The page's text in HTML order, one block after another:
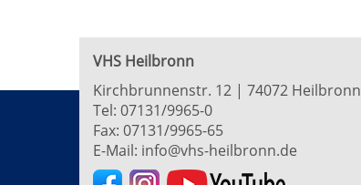
VHS Heilbronn
Kirchbrunnenstr. 12 | 74072 Heilbronn
Tel: 07131/9965-0
Fax: 07131/9965-65
E-Mail: info@vhs-heilbronn.de